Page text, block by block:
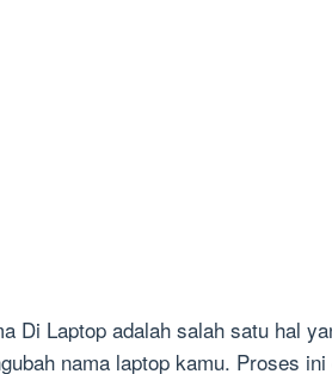
Di Laptop adalah salah satu hal
nama laptop kamu. Proses